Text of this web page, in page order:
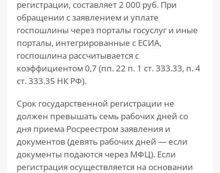
регистрации, составляет 2 000 руб. При
обращении с заявлением и уплате
госпошлины через порталы госуслуг и иные
порталы, интегрированные с ЕСИА,
госпошлина рассчитывается с
коэффициентом 0,7 (пп. 22 п. 1 ст. 333.33, п. 4
ст. 333.35 НК РФ).
Срок государственной регистрации не
должен превышать семь рабочих дней со
дня приема Росреестром заявления и
документов (девять рабочих дней — если
документы подаются через МФЦ). Если
регистрация осуществляется на основании